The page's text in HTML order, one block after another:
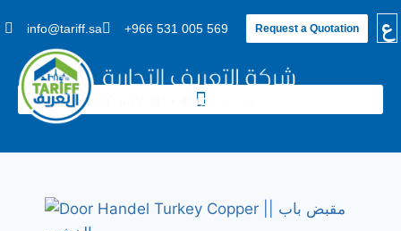
info@tariff.sa +966 531 005 569 Request a Quotation ع